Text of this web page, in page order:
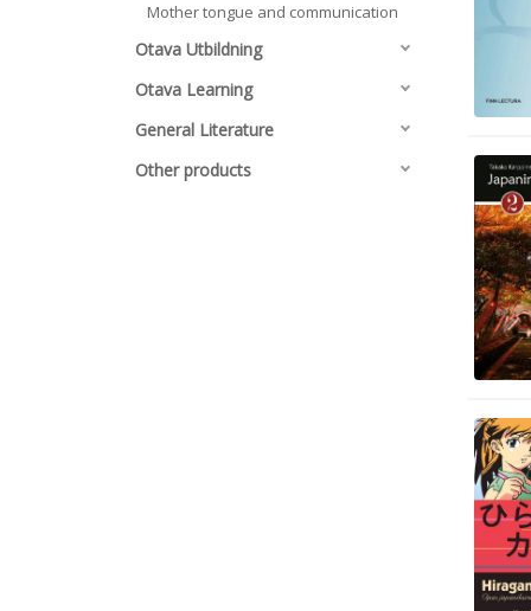
Mother tongue and communication
Otava Utbildning
Otava Learning
General Literature
Other products